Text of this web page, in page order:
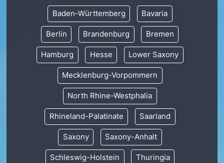
Baden-Württemberg Bavaria
Berlin Brandenburg Bremen
Hamburg Hesse Lower Saxony
Mecklenburg-Vorpommern
North Rhine-Westphalia
Rhineland-Palatinate Saarland
Saxony Saxony-Anhalt
Schleswig-Holstein Thuringia